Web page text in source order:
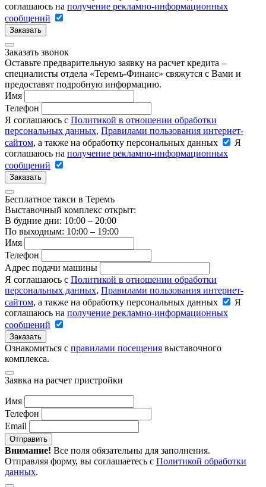
соглашаюсь на получение рекламно-информационных
сообщений
Заказать
Заказать звонок
Оставьте предварительную заявку на расчет кредита –
специалисты отдела «Теремъ-Финанс» свяжутся с Вами и
предоставят подробную информацию.
Имя
Телефон
Я соглашаюсь с Политикой в отношении обработки
персональных данных, Правилами пользования интернет-
сайтом, а также на обработку персональных данных
Я
соглашаюсь на получение рекламно-информационных
сообщений
Заказать
Бесплатное такси в Теремъ
Выставочный комплекс открыт:
В будние дни: 10:00 – 20:00
По выходным: 10:00 – 19:00
Имя
Телефон
Адрес подачи машины
Я соглашаюсь с Политикой в отношении обработки
персональных данных, Правилами пользования интернет-
сайтом, а также на обработку персональных данных
Я
соглашаюсь на получение рекламно-информационных
сообщений
Заказать
Ознакомиться с правилами посещения выставочного
комплекса.
Заявка на расчет пристройки
Имя
Телефон
Email
Отправить
Внимание! Все поля обязательны для заполнения.
Отправляя форму, вы соглашаетесь с Политикой обработки
данных.